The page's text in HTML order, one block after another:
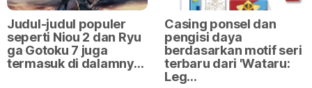
Judul-judul populer
seperti Niou 2 dan Ryu
ga Gotoku 7 juga
termasuk di dalamny…
Casing ponsel dan
pengisi daya
berdasarkan motif seri
terbaru dari 'Wataru:
Leg…